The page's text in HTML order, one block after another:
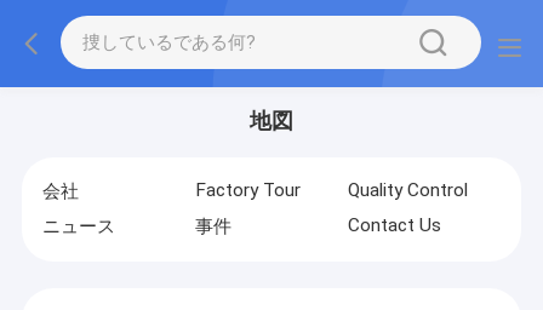
地図
会社 Factory Tour
Quality Control
ニュース
事件 Contact Us